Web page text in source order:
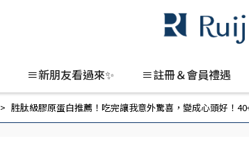
≡新朋友看過來✨ ≡註冊＆會員禮遇
胜肽級膠原蛋白推薦！吃完讓我意外驚喜，變成心頭好！